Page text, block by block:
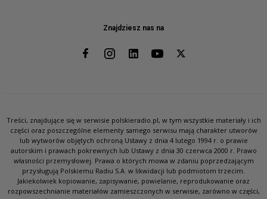
Znajdziesz nas na
Treści, znajdujące się w serwisie polskieradio.pl, w tym wszystkie materiały i ich
części oraz poszczególne elementy samego serwisu mają charakter utworów
lub wytworów objętych ochroną Ustawy z dnia 4 lutego 1994 r. o prawie
autorskim i prawach pokrewnych lub Ustawy z dnia 30 czerwca 2000 r. Prawo
własności przemysłowej. Prawa o których mowa w zdaniu poprzedzającym
przysługują Polskiemu Radiu S.A. w likwidacji lub podmiotom trzecim.
Jakiekolwiek kopiowanie, zapisywanie, powielanie, reprodukowanie oraz
rozpowszechnianie materiałów zamieszczonych w serwisie, zarówno w części,